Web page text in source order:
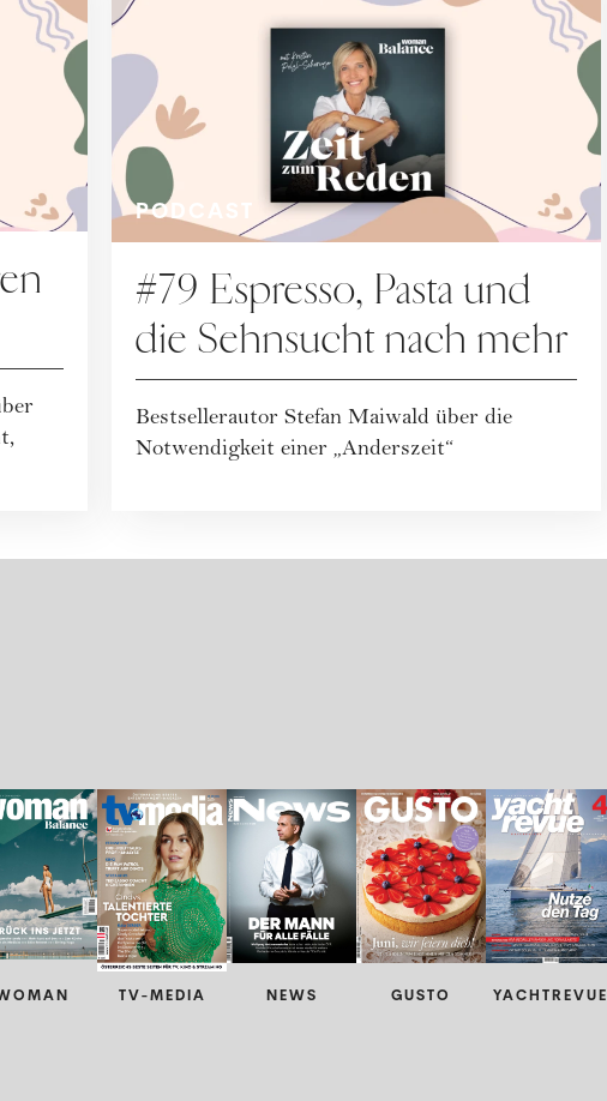
PODCAST
#79 Espresso, Pasta und
die Sehnsucht nach mehr
Bestsellerautor Stefan Maiwald über die
Notwendigkeit einer „Anderszeit“
TV-MEDIA NEWS GUSTO YACHTREVUE